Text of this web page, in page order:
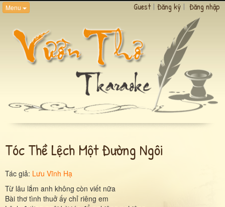
Menu Guest | Đăng ký | Đăng nhập
Tóc Thề Lệch Một Đường Ngôi
Tác giả: Lưu Vĩnh Hạ
Từ lâu lắm anh không còn viết nữa
Bài thơ tình thuở ấy chỉ riêng em